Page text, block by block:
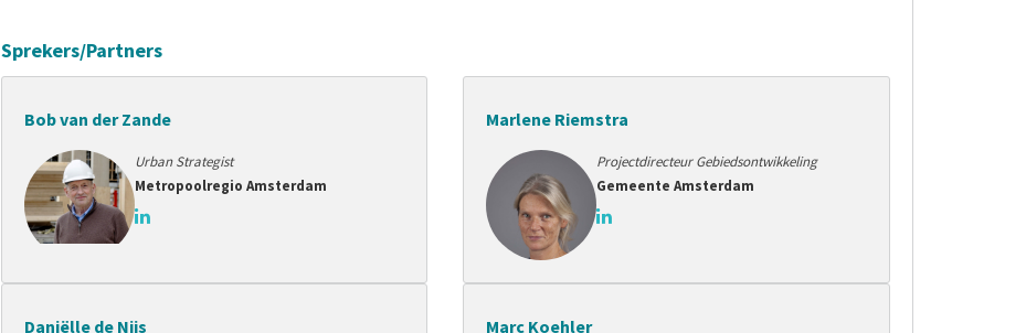
Sprekers/Partners
Bob van der Zande
Urban Strategist
Metropoolregio Amsterdam
Marlene Riemstra
Projectdirecteur Gebiedsontwikkeling
Gemeente Amsterdam
Daniëlle de Nijs Marc Koehler